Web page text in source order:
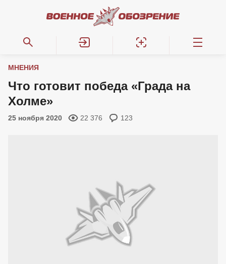
МНЕНИЯ
Что готовит победа «Града на
Холме»
25 ноября 2020 22 376 123